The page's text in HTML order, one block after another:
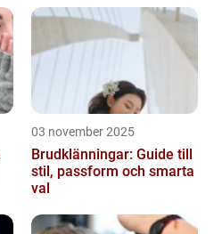
03 november 2025
Brudklänningar: Guide till
stil, passform och smarta
val